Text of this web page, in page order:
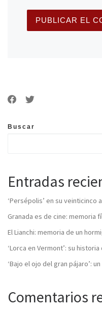
Buscar
Entradas
‘Persépolis’ en su veinticinco
Granada es de cine: memoria
El Lianchi: memoria de un
‘Lorca en Vermont’: su
‘Bajo el ojo del gran pájaro’:
Comentarios